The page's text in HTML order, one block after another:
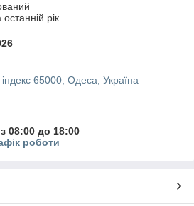
рік
65000, Одеса, Україна
08:00 до 18:00
роботи